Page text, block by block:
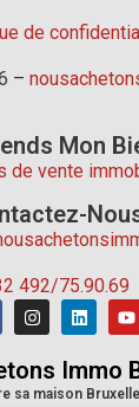
de
–
Mon
de vente
492/75.90.69
Immo
sa maison